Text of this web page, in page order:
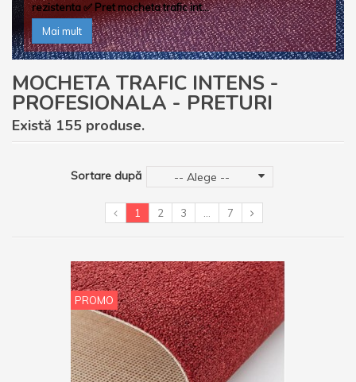
rezistenta✅ Pret mocheta trafic int...
Mai mult
MOCHETA TRAFIC INTENS -
PROFESIONALA - PRETURI
Există 155 produse.
Sortare după -- Alege --
1 2 3 7
PROMO